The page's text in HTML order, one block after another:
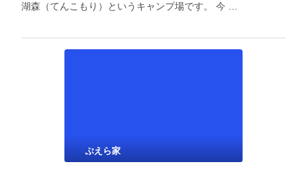
湖森（てんこもり）というキャンプ場です。 今 …
ぷえら家